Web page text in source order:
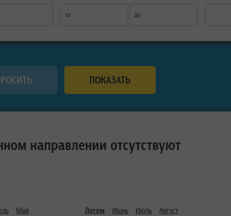
от до
направлении отсутствуют
Май Летом Июнь Июль Август